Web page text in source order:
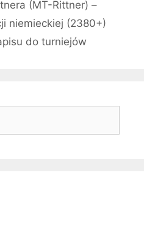
(MT-Rittner) –
niemieckiej (2380+)
do turniejów